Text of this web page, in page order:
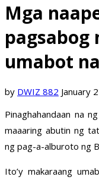
Mga
pagsabog
umabot
by DWIZ 882 January
Pinaghahandaan na
maaaring abutin ng
ng pag-a-alburoto ng
Ito’y makaraang